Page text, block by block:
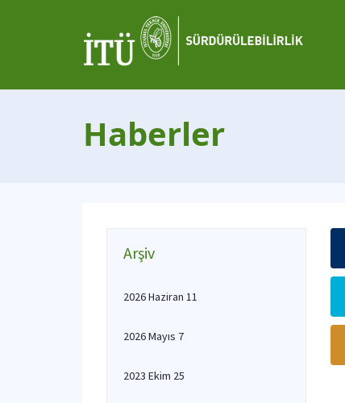
Haberler
Arşiv
2026 Haziran 11
2026 Mayıs 7
2023 Ekim 25